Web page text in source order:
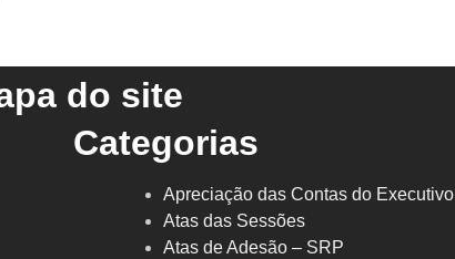
do site
Categorias
Apreciação das Contas do Executivo
Atas das Sessões
Atas de Adesão – SRP